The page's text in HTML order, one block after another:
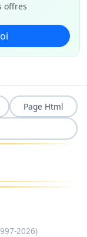
offres
Page Html
2026)